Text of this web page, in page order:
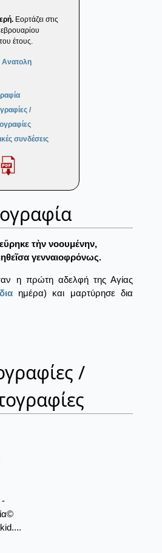
Εορτάζει στις
έτους.
Ανατολη
/
συνδέσεις
τὴν νοουμένην,
γενναιοφρόνως.
η πρώτη αδελφή της Αγίας
ημέρα) και μαρτύρησε δια
/
-